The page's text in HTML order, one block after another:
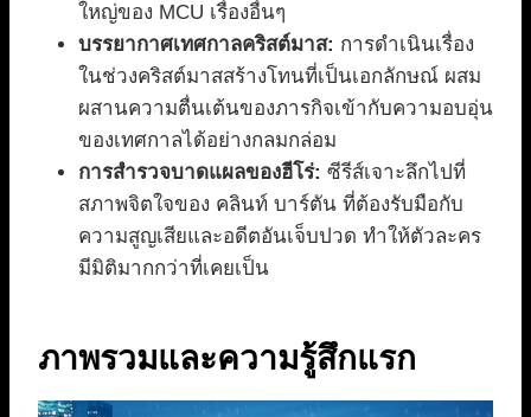
ใหญ่ของ MCU เรื่องอื่นๆ
บรรยากาศเทศกาลคริสต์มาส: การดำเนินเรื่อง
ในช่วงคริสต์มาสสร้างโทนที่เป็นเอกลักษณ์ ผสม
ผสานความตื่นเต้นของภารกิจเข้ากับความอบอุ่น
ของเทศกาลได้อย่างกลมกล่อม
การสำรวจบาดแผลของฮีโร่: ซีรีส์เจาะลึกไปที่
สภาพจิตใจของ คลินท์ บาร์ตัน ที่ต้องรับมือกับ
ความสูญเสียและอดีตอันเจ็บปวด ทำให้ตัวละคร
มีมิติมากกว่าที่เคยเป็น
ภาพรวมและความรู้สึกแรก